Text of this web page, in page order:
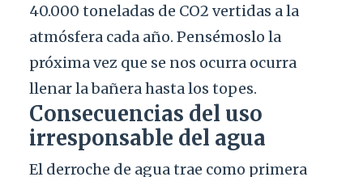
40.000 toneladas de CO2 vertidas a la
atmósfera cada año. Pensémoslo la
próxima vez que se nos ocurra ocurra
llenar la bañera hasta los topes.
Consecuencias del uso
irresponsable del agua
El derroche de agua trae como primera